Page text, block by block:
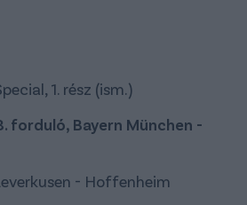
1. rész (ism.)
forduló, Bayern München -
- Hoffenheim